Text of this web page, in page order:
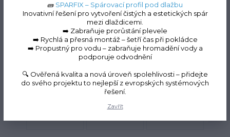
Balkonová lišta ECO 100
🧱 SPARFIX – Spárovací profil pod dlažbu
Inovativní řešení pro vytvoření čistých a estetických spár
mezi dlaždicemi.
➡️ Zabraňuje prorůstání plevele
➡️ Rychlá a přesná montáž – šetří čas při pokládce
➡️ Propustný pro vodu – zabraňuje hromadění vody a
podporuje odvodnění
🔍 Ověřená kvalita a nová úroveň spolehlivosti – přidejte
do svého projektu to nejlepší z evropských systémových
řešení.
Zavřít